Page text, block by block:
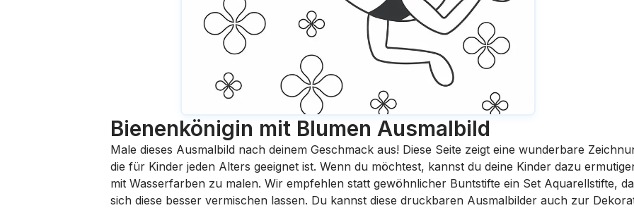
Bienenkönigin mit Blumen Ausmalbild
Male dieses Ausmalbild nach deinem Geschmack aus! Diese Seite zeigt eine wunderbare
die für Kinder jeden Alters geeignet ist. Wenn du möchtest, kannst du deine Kinder dazu
mit Wasserfarben zu malen. Wir empfehlen statt gewöhnlicher Buntstifte ein Set Aquarellstifte, da
sich diese besser vermischen lassen. Du kannst diese druckbaren Ausmalbilder auch zur